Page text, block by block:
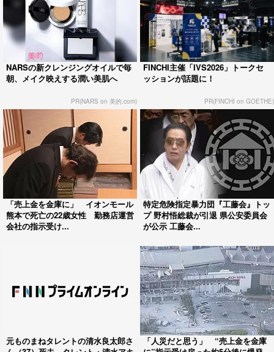
NARSの新クレンジングオイルで毎
朝、メイク映えする潤い美肌へ
PR(NARS on 美的.com)
FINCHI主催「IVS2026」トークセ
ッションが話題に！
PR(FINCHI on GOETHE)
「売上金を金庫に」 イオンモール
熊本で死亡の22歳女性 勤務店運営
会社の指示受け...
特定危険指定暴力団『工藤会』トッ
プ 野村悟総裁が引退 県公安委員会
が公示 工藤会...
元ものまねタレントの清水良太郎さ
「人災だと思う」 “売上金を金庫